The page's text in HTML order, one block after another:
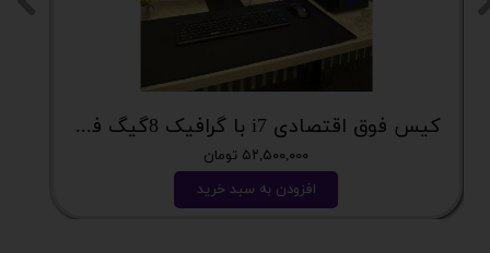
کیس فوق اقتصادی i7 با گرافیک 8گیگ فوق اکونومی کد 2162
۵۲,۵۰۰,۰۰۰ تومان
افزودن به سبد خرید